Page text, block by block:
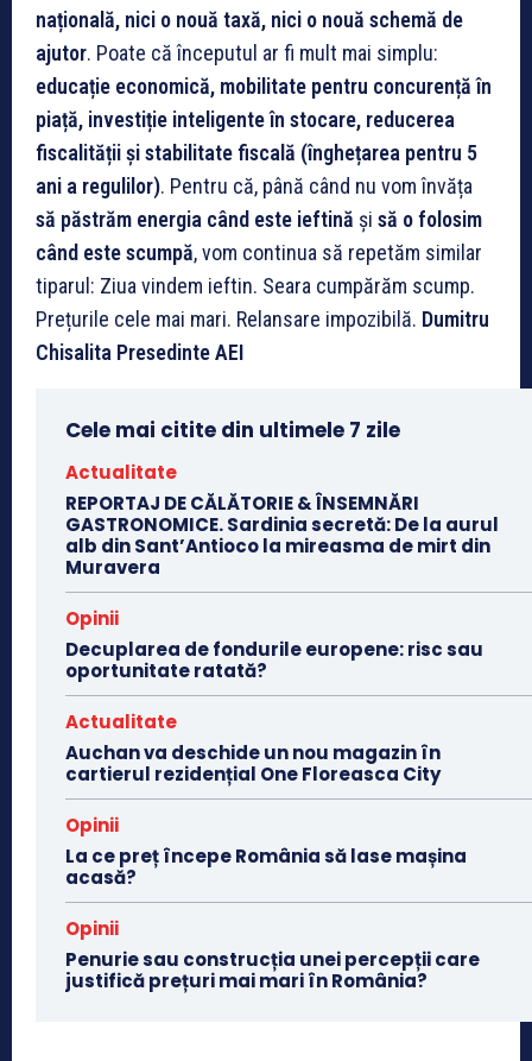
națională, nici o nouă taxă, nici o nouă schemă de
ajutor. Poate că începutul ar fi mult mai simplu:
educație economică, mobilitate pentru concurență în
piață, investiție inteligente în stocare, reducerea
fiscalității și stabilitate fiscală (înghețarea pentru 5
ani a regulilor). Pentru că, până când nu vom învăța
să păstrăm energia când este ieftină și să o folosim
când este scumpă, vom continua să repetăm ​​similar
tiparul: Ziua vindem ieftin. Seara cumpărăm scump.
Prețurile cele mai mari. Relansare impozibilă. Dumitru
Chisalita Presedinte AEI
Cele mai citite din ultimele 7 zile
Actualitate
REPORTAJ DE CĂLĂTORIE & ÎNSEMNĂRI
GASTRONOMICE. Sardinia secretă: De la aurul
alb din Sant’Antioco la mireasma de mirt din
Muravera
Opinii
Decuplarea de fondurile europene: risc sau
oportunitate ratată?
Actualitate
Auchan va deschide un nou magazin în
cartierul rezidențial One Floreasca City
Opinii
La ce preț începe România să lase mașina
acasă?
Opinii
Penurie sau construcția unei percepții care
justifică prețuri mai mari în România?